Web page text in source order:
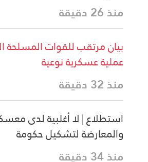
منذ 26 دقيقة
بيان مرتقب للقوات المسلحة
عملية عسكرية نوعية
منذ 32 دقيقة
استطلاع | لا أغلبية لدى
والمعارضة لتشكيل حكومة
منذ 34 دقيقة